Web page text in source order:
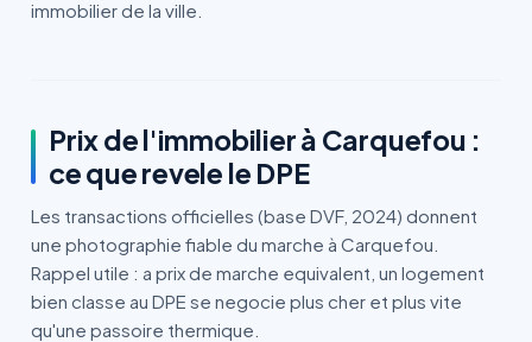
immobilier de la ville.
Prix de l'immobilier à Carquefou :
ce que revele le DPE
Les transactions officielles (base DVF, 2024) donnent
une photographie fiable du marche à Carquefou.
Rappel utile : a prix de marche equivalent, un logement
bien classe au DPE se negocie plus cher et plus vite
qu'une passoire thermique.